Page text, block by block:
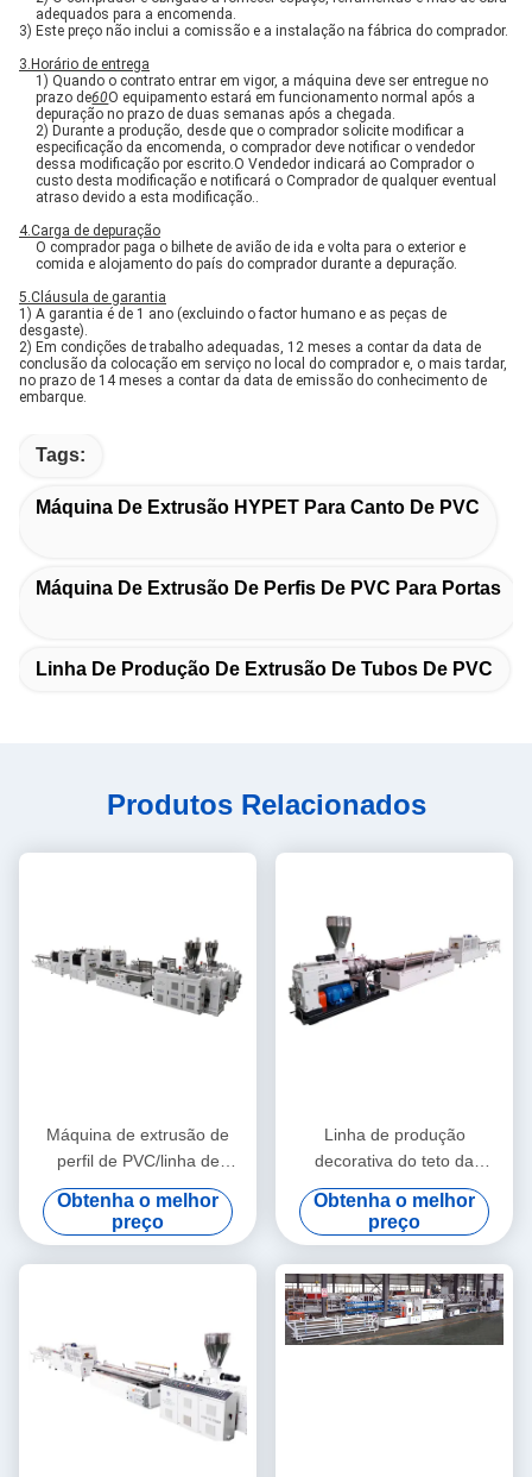
adequados para a encomenda.
3) Este preço não inclui a comis­são e a instalação na fábrica do comprador.
3. Horário de entrega
1) Quando o contrato entrar em vigor, a máquina deve ser entregue no
prazo de60O equipamento estará em funcionamento normal após a
depuração no prazo de duas semanas após a chegada.
2) Durante a produção, desde que o comprador solicite modificar a
especificação da encomenda, o comprador deve notificar o vendedor
dessa modificação por escrito.O Vendedor indicará ao Comprador o
custo desta modificação e notificará o Comprador de qualquer eventual
atraso devido a esta modificação..
4.Carga de depuração
O comprador paga o bilhete de avião de ida e volta para o exterior e
comida e alojamento do país do comprador durante a depuração.
5.Cláusula de garantia
1) A garantia é de 1 ano (excluindo o factor humano e as peças de
desgaste).
2) Em condições de trabalho adequadas, 12 meses a contar da data de
conclusão da colocação em serviço no local do comprador e, o mais tardar,
no prazo de 14 meses a contar da data de emissão do conhecimento de
embarque.
Tags:
Máquina De Extrusão HYPET Para Canto De PVC
Máquina De Extrusão De Perfis De PVC Para Portas
Linha De Produção De Extrusão De Tubos De PVC
Produtos Relacionados
Máquina de extrusão de
perfil de PVC/linha de
extrusão de perfil de PVC
Obtenha o melhor
preço
Linha de produção
decorativa do teto da
máquina da extrusão do
perfil de WPC/WPC
Obtenha o melhor
preço